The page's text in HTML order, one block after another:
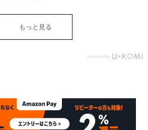
ダー 収納 DIY アンティー
ク ヴィンテージ ナチュラ
リア アジアン [84302] ホ
もっと見る